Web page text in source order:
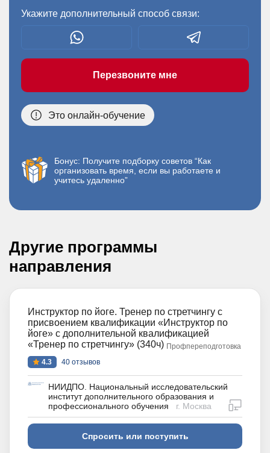
Бонус: Получите подборку советов “Как
организовать время, если вы работаете и
учитесь удаленно”
Укажите дополнительный способ связи:
Перезвоните мне
Это онлайн-обучение
Другие программы
направления
Инструктор по йоге. Тренер по стретчингу с
присвоением квалификации «Инструктор по
йоге» с дополнительной квалификацией
«Тренер по стретчингу» (340ч) Профпереподготовка
4.3
40 отзывов
НИИДПО. Национальный исследовательский
институт дополнительного образования и
профессионального обучения
г. Москва
Спросить или поступить